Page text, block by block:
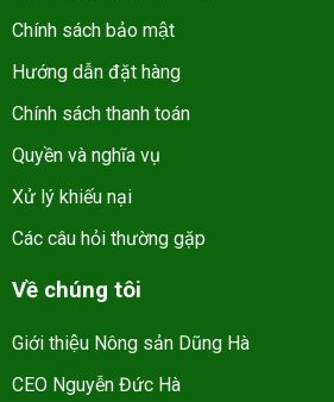
Chính sách bảo mật
Hướng dẫn đặt hàng
Chính sách thanh toán
Quyền và nghĩa vụ
Xử lý khiếu nại
Các câu hỏi thường gặp
Về chúng tôi
Giới thiệu Nông sản Dũng Hà
CEO Nguyễn Đức Hà